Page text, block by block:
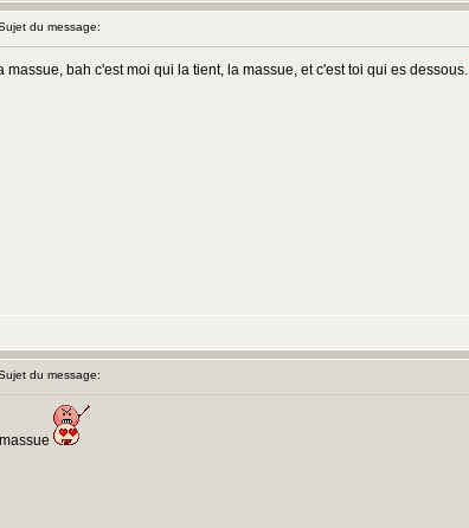
du message:
massue, bah c'est moi qui la tient, la massue, et c'est toi qui es dessous.
du message: